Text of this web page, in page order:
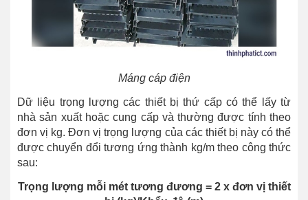
Máng cáp điện
Dữ liệu trọng lượng các thiết bị thứ cấp có thể lấy từ
nhà sản xuất hoặc cung cấp và thường được tính theo
đơn vị kg. Đơn vị trọng lượng của các thiết bị này có thể
được chuyển đổi tương ứng thành kg/m theo công thức
sau:
Trọng lượng mỗi mét tương đương = 2 x đơn vị thiết